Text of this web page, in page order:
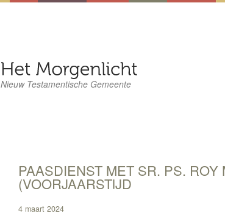
Nieuw Testamentische Gemeente
PAASDIENST MET SR. PS. ROY
(VOORJAARSTIJD
4 maart 2024